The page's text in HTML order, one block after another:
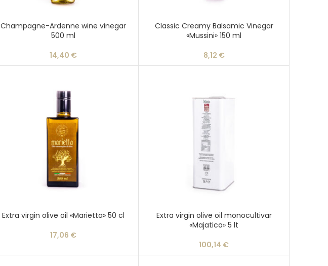
Champagne-Ardenne wine vinegar
500 ml
14,40 €
Classic Creamy Balsamic Vinegar
«Mussini» 150 ml
8,12 €
Extra virgin olive oil «Marietta» 50 cl
17,06 €
Extra virgin olive oil monocultivar
«Majatica» 5 lt
100,14 €